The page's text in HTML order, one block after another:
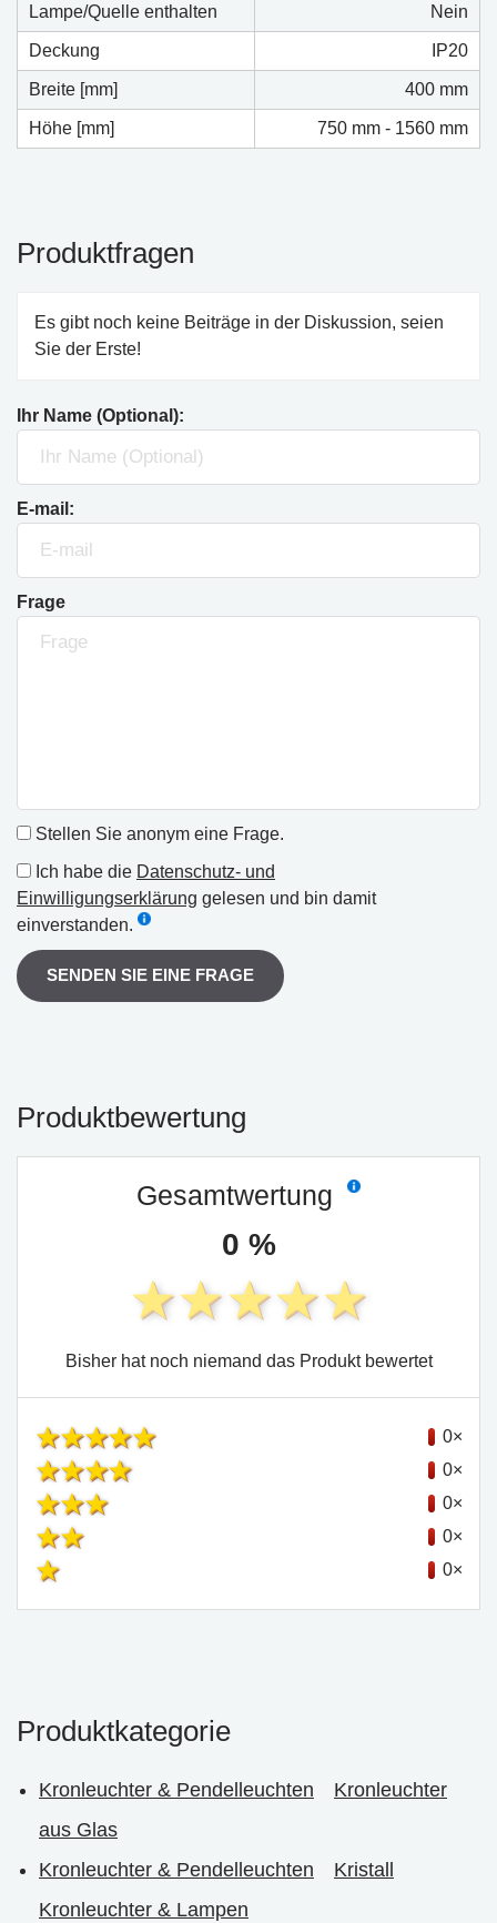
Lampe/Quelle enthalten Nein
Deckung IP20
Breite [mm] 400 mm
Höhe [mm] 750 mm - 1560 mm
Produktfragen
Es gibt noch keine Beiträge in der Diskussion, seien
Sie der Erste!
Ihr Name (Optional):
E-mail:
Frage
Stellen Sie anonym eine Frage.
Ich habe die Datenschutz- und
Einwilligungserklärung gelesen und bin damit
einverstanden.
SENDEN SIE EINE FRAGE
Produktbewertung
Gesamtwertung
0 %
Bisher hat noch niemand das Produkt bewertet
0×
0×
0×
0×
0×
Produktkategorie
Kronleuchter & Pendelleuchten
Kronleuchter
aus Glas
Kronleuchter & Pendelleuchten
Kristall
Kronleuchter & Lampen